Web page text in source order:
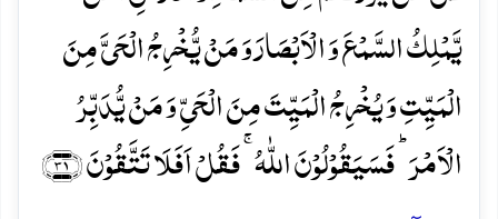
یَّمۡلِکُ السَّمۡعَ وَ الۡاَبۡصَارَ وَ مَنۡ یُّخۡرِجُ الۡحَیَّ مِنَ
الۡمَیِّتِ وَ یُخۡرِجُ الۡمَیِّتَ مِنَ الۡحَیِّ وَ مَنۡ یُّدَبِّرُ
الۡاَمۡرَ ؕ فَسَیَقُوۡلُوۡنَ اللّٰہُ ۚ فَقُلۡ اَفَلَا تَتَّقُوۡنَ ﴿۳۱﴾